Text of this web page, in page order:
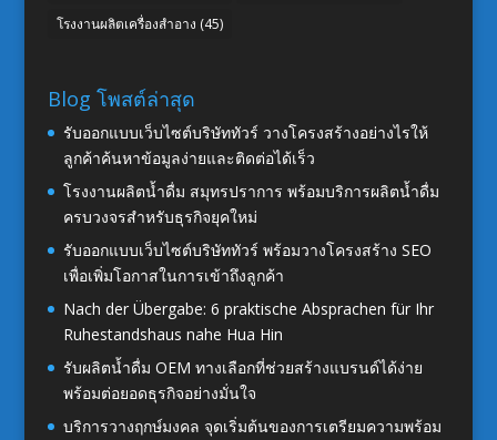
โรงงานผลิตเครื่องสำอาง (45)
Blog โพสต์ล่าสุด
รับออกแบบเว็บไซต์บริษัททัวร์ วางโครงสร้างอย่างไรให้
ลูกค้าค้นหาข้อมูลง่ายและติดต่อได้เร็ว
โรงงานผลิตน้ำดื่ม สมุทรปราการ พร้อมบริการผลิตน้ำดื่ม
ครบวงจรสำหรับธุรกิจยุคใหม่
รับออกแบบเว็บไซต์บริษัททัวร์ พร้อมวางโครงสร้าง SEO
เพื่อเพิ่มโอกาสในการเข้าถึงลูกค้า
Nach der Übergabe: 6 praktische Absprachen für Ihr
Ruhestandshaus nahe Hua Hin
รับผลิตน้ำดื่ม OEM ทางเลือกที่ช่วยสร้างแบรนด์ได้ง่าย
พร้อมต่อยอดธุรกิจอย่างมั่นใจ
บริการวางฤกษ์มงคล จุดเริ่มต้นของการเตรียมความพร้อม